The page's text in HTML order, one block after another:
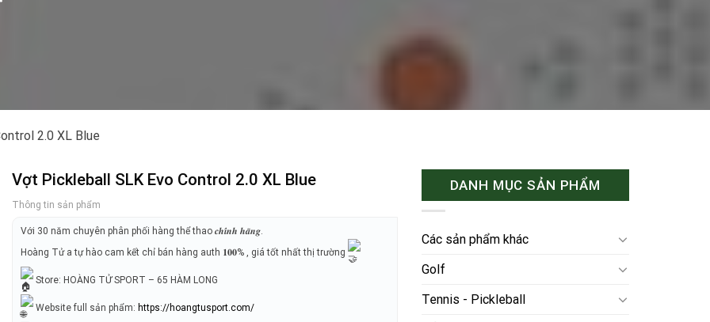
2.0 XL Blue
Vợt Pickleball SLK Evo Control 2.0 XL Blue
Thông tin sản phẩm
Với 30 năm chuyên phân phối hàng thể thao 𝒄𝒉𝒊́𝒏𝒉 𝒉𝒂̃𝒏𝒈.
Hoàng Tử a tự hào cam kết chỉ bán hàng auth 𝟏𝟎𝟎% , giá tốt nhất thị trường
Store: HOÀNG TỬ SPORT – 65 HÀM LONG
Website full sản phẩm: https://hoangtusport.com/
DANH MỤC SẢN PHẨM
Các sản phẩm khác
Golf
Tennis - Pickleball